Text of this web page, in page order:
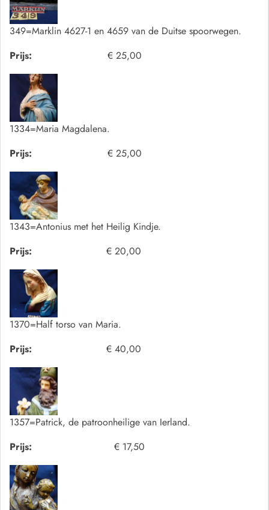
349=Marklin 4627-1 en 4659 van de Duitse spoorwegen.
Prijs:
€ 25,00
1334=Maria Magdalena.
Prijs:
€ 25,00
1343=Antonius met het Heilig Kindje.
Prijs:
€ 20,00
1370=Half torso van Maria.
Prijs:
€ 40,00
1357=Patrick, de patroonheilige van Ierland.
Prijs:
€ 17,50